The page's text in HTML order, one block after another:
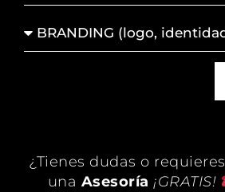
de
¿Tienes dudas o requieres
una Asesoría ¡GRATIS!